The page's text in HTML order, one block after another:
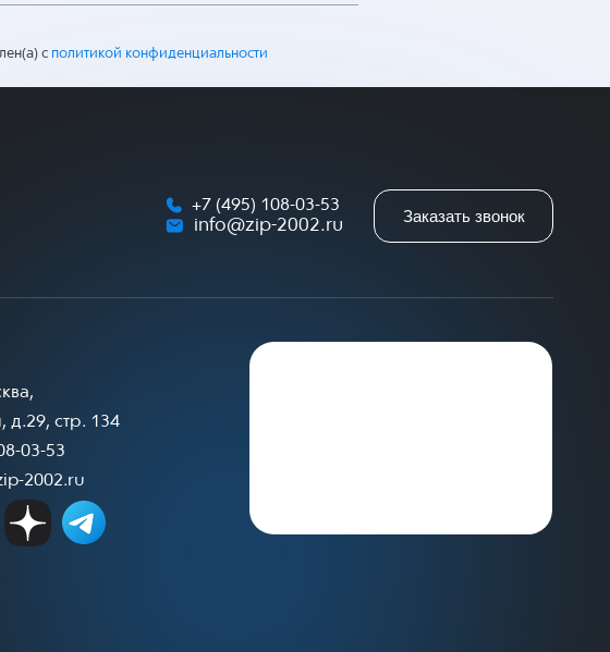
с политикой конфиденциальности
+7 (495) 108-03-53
info@zip-2002.ru
Заказать звонок
д.29, стр. 134
03-53
2002.ru